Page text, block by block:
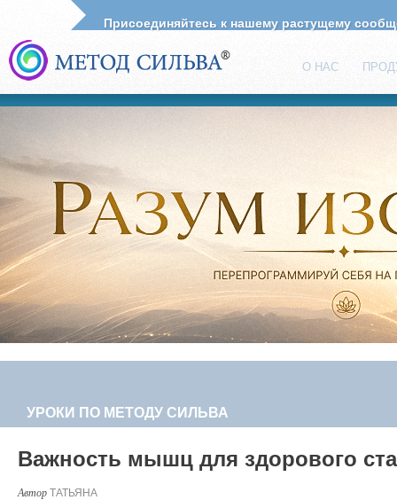
О НАС
Присоединяйтесь к нашему растущему
УРОКИ ПО МЕТОДУ СИЛЬВА
Важность мышц для здорового
ТАТЬЯНА